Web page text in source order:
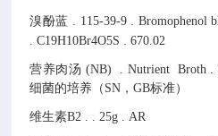
溴酚蓝 . 115-39-9 . Bromophenol
. C19H10Br4O5S . 670.02
营养肉汤 (NB) . Nutrient Broth .
细菌的培养（SN，GB标准）
维生素B2 . . 25g . AR